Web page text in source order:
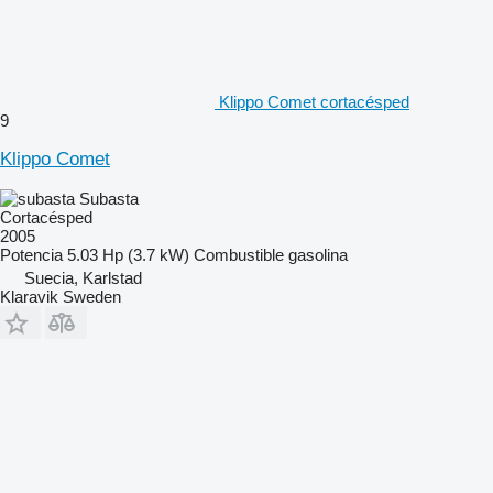
Klippo Comet cortacésped
9
Klippo Comet
Subasta
Cortacésped
2005
Potencia 5.03 Hp (3.7 kW) Combustible gasolina
Suecia, Karlstad
Klaravik Sweden